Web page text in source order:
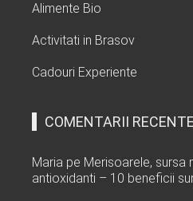
Alimente Bio
Activitati in Brasov
Cadouri Experiente
COMENTARII
Maria pe Merisoarele, sursa
antioxidanti – 10 beneficii